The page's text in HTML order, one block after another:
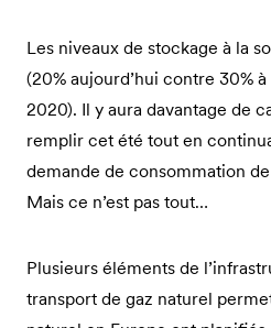
Les niveaux de stockage à la
(20% aujourd’hui contre 30%
2020). Il y aura davantage de
remplir cet été tout en
demande de consommation
Mais ce n’est pas tout…
Plusieurs éléments de
transport de gaz naturel